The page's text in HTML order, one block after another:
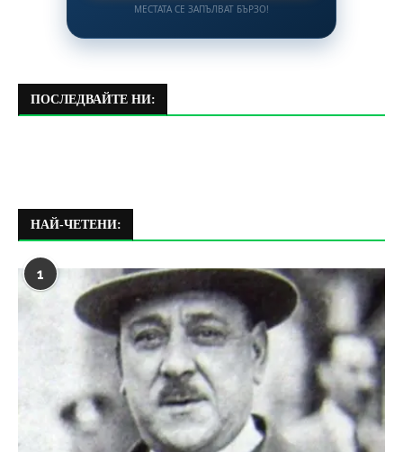
МЕСТАТА СЕ ЗАПЪЛВАТ БЪРЗО!
ПОСЛЕДВАЙТЕ НИ:
НАЙ-ЧЕТЕНИ:
1